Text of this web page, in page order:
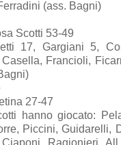
(ass. Bagni)
Scotti 53-49
17, Gargiani 5,
Francioli,
27-47
hanno giocato:
Piccini, Guidarelli,
Ragionieri.